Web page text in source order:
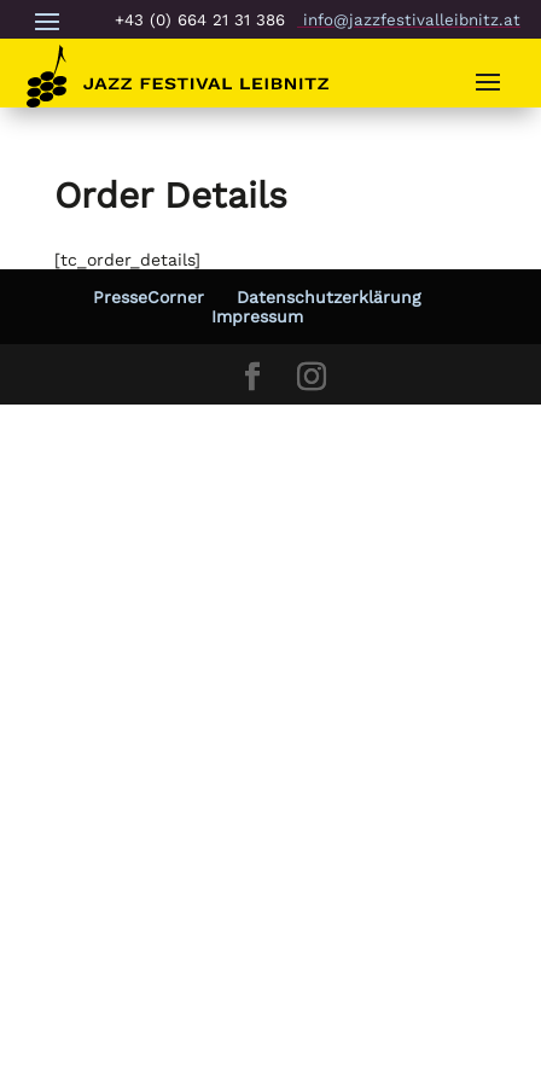
+43 (0) 664 21 31 386 info@jazzfestivalleibnitz.at
Order Details
[tc_order_details]
PresseCorner
Datenschutzerklärung
Impressum